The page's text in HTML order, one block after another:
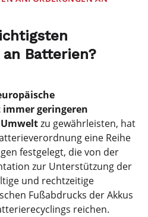
Batterien?
geringeren
zu gewährleisten, hat
eine Reihe
festgelegt, die von der
zur Unterstützung der
und rechtzeitige
Fußabdrucks der Akkus
reichen.